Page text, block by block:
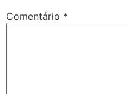
Comentário *